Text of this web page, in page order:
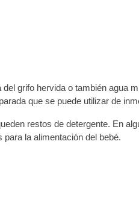
grifo hervida o también agua
que se puede utilizar de
restos de detergente. En
la alimentación del bebé.